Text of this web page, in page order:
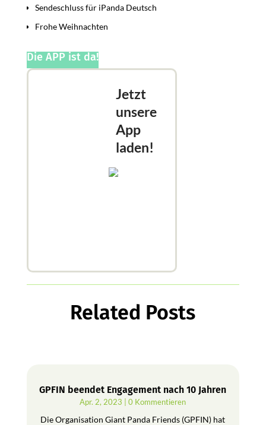
Sendeschluss für iPanda Deutsch
Frohe Weihnachten
Die APP ist da!
Jetzt
unsere
App
laden!
Related Posts
GPFIN beendet Engagement nach 10 Jahren
Apr. 2, 2023 | 0 Kommentieren
Die Organisation Giant Panda Friends (GPFIN) hat